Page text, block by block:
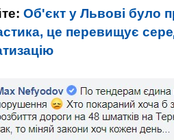
Об'єкт у Львові було
це перевищує